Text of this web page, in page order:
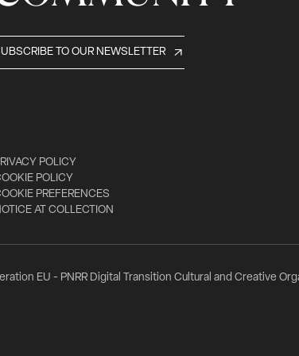
TO OUR NEWSLETTER
POLICY
POLICY
PREFERENCES
AT COLLECTION
EU - PNRR Digital Transition Cultural and Creative